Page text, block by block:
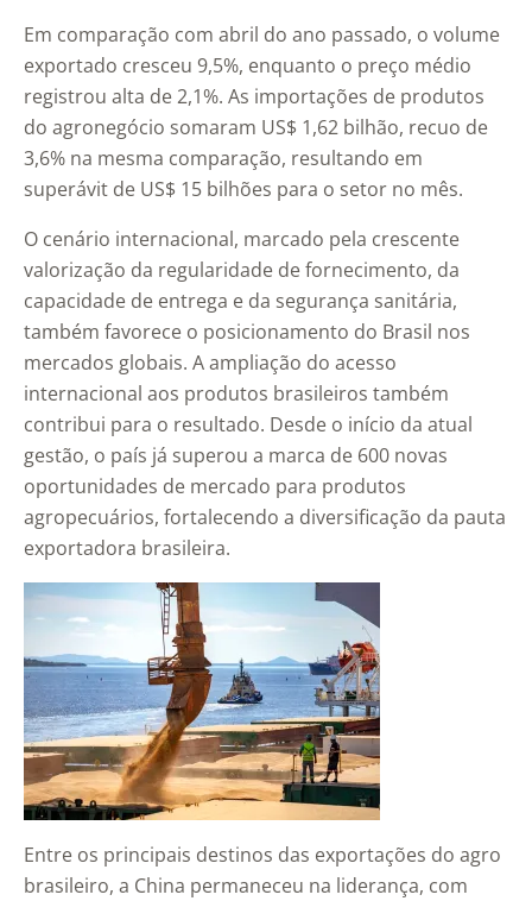
Em comparação com abril do ano passado, o volume
exportado cresceu 9,5%, enquanto o preço médio
registrou alta de 2,1%. As importações de produtos
do agronegócio somaram US$ 1,62 bilhão, recuo de
3,6% na mesma comparação, resultando em
superávit de US$ 15 bilhões para o setor no mês.
O cenário internacional, marcado pela crescente
valorização da regularidade de fornecimento, da
capacidade de entrega e da segurança sanitária,
também favorece o posicionamento do Brasil nos
mercados globais. A ampliação do acesso
internacional aos produtos brasileiros também
contribui para o resultado. Desde o início da atual
gestão, o país já superou a marca de 600 novas
oportunidades de mercado para produtos
agropecuários, fortalecendo a diversificação da pauta
exportadora brasileira.
Entre os principais destinos das exportações do agro
brasileiro, a China permaneceu na liderança, com